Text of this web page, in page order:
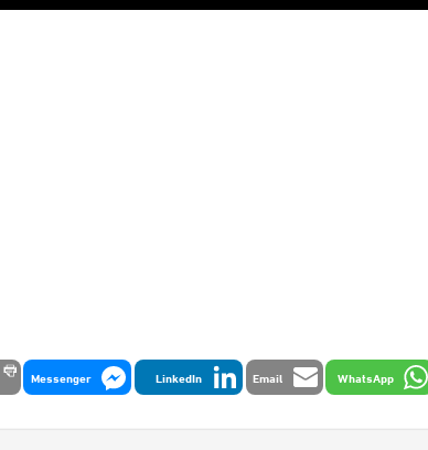
WhatsApp
Email
LinkedIn
Messenger